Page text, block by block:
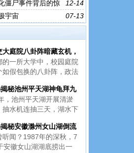
12-14
僵尸事件背后的惊
07-13
宇宙
大庭院八卦阵暗藏玄机，
立柱下究竟镇压着怎样的
的一所大学中，校园庭院
如假包换的八卦阵，政法
方称这只是景观装饰。然
解情况的学生没一个敢在
近，因为那根柱子可不只
看的，背后据说压着某样
秘池州平天湖神龟拜九
，池州平天湖开展清淤
抽水机连抽三天，湖水下
小岛竟丝毫未矮。打捞队
查，上岸时个个面如土
们称，岛的龟头下方是空
秘安徽滁州女山湖倒流
闻
听闻？1987年的深秋，7
安徽女山湖湖底捞出一